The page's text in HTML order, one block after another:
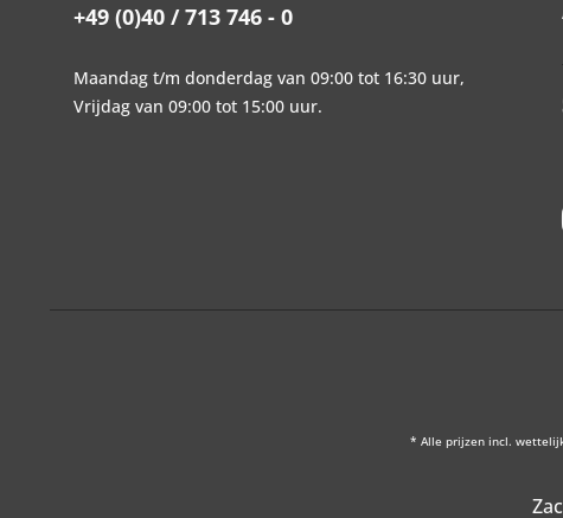
+49 (0)40 / 713 746 - 0
Maandag t/m donderdag van 09:00 tot 16:30 uur,
Vrijdag van 09:00 tot 15:00 uur.
* Alle prijzen incl.